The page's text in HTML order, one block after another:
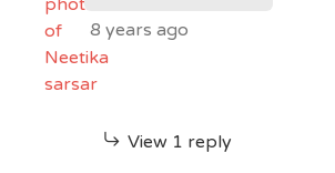
8 years ago
View 1 reply